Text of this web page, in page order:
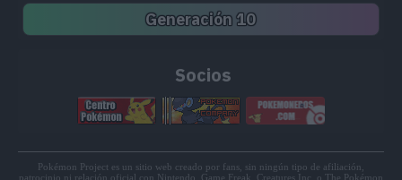
Generación 10
Socios
Pokémon Project es un sitio web creado por fans, sin ningún tipo de afiliación,
patrocinio ni relación oficial con Nintendo, Game Freak, Creatures Inc. o The Pokémon